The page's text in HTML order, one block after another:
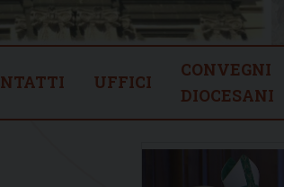
UFFICI
CONVEGNI
DIOCESANI